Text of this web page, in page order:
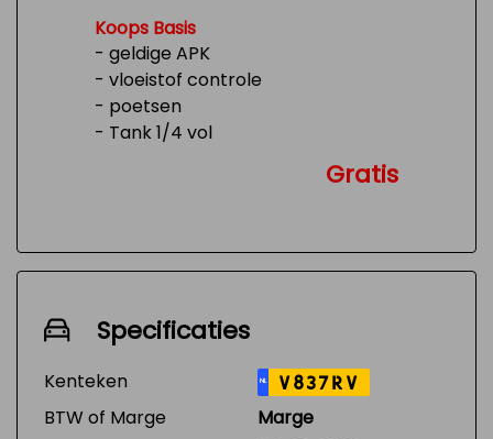
Koops Basis
- geldige APK
- vloeistof controle
- poetsen
- Tank 1/4 vol
Gratis
Specificaties
Kenteken NL V837RV
BTW of Marge
Marge